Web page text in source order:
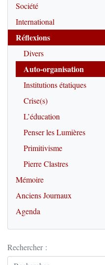
Société
International
Réflexions
Divers
Auto-organisation
Institutions étatiques
Crise(s)
L’éducation
Penser les Lumières
Primitivisme
Pierre Clastres
Mémoire
Anciens Journaux
Agenda
Rechercher :